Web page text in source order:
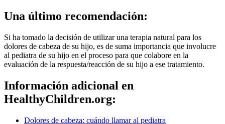
Una último recomendación:
Si ha tomado la decisión de utilizar una terapia natural para los
dolores de cabeza de su hijo, es de suma importancia que involucre
al pediatra de su hijo en el proceso para que colabore en la
evaluación de la respuesta/reacción de su hijo a ese tratamiento.
​Información adicional en
HealthyChildren.org:
Dolores de cabeza: cuándo llamar al pediatra